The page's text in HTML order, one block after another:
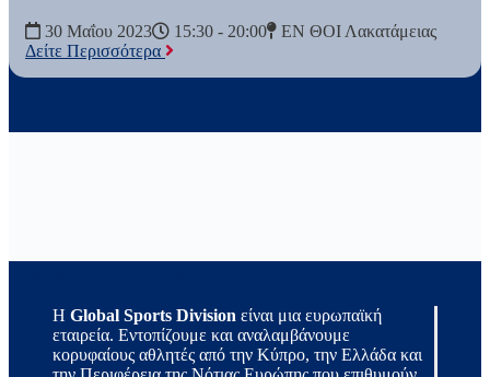
Date:
30 Μαΐου 2023 Department:
15:30 - 20:00 Location:
ΕΝ ΘΟΙ Λακατάμειας
Δείτε Περισσότερα
Η Global Sports Division είναι μια ευρωπαϊκή
εταιρεία. Εντοπίζουμε και αναλαμβάνουμε
κορυφαίους αθλητές από την Κύπρο, την Ελλάδα και